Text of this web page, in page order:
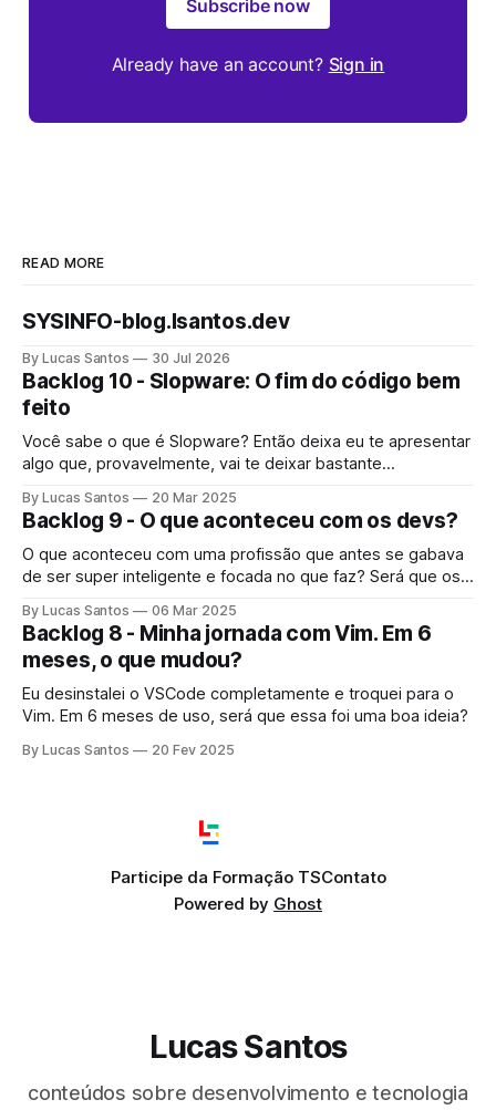
Subscribe now
Already have an account? Sign in
READ MORE
SYSINFO-blog.lsantos.dev
By Lucas Santos 30 Jul 2026
Backlog 10 - Slopware: O fim do código bem
feito
Você sabe o que é Slopware? Então deixa eu te apresentar
algo que, provavelmente, vai te deixar bastante
By Lucas Santos 20 Mar 2025
Backlog 9 - O que aconteceu com os devs?
O que aconteceu com uma profissão que antes se gabava
de ser super inteligente e focada no que faz? Será que os
By Lucas Santos 06 Mar 2025
Backlog 8 - Minha jornada com Vim. Em 6
meses, o que mudou?
Eu desinstalei o VSCode completamente e troquei para o
Vim. Em 6 meses de uso, será que essa foi uma boa ideia?
By Lucas Santos 20 Fev 2025
Participe da Formação TSContato
Powered by Ghost
Lucas Santos
conteúdos sobre desenvolvimento e tecnologia